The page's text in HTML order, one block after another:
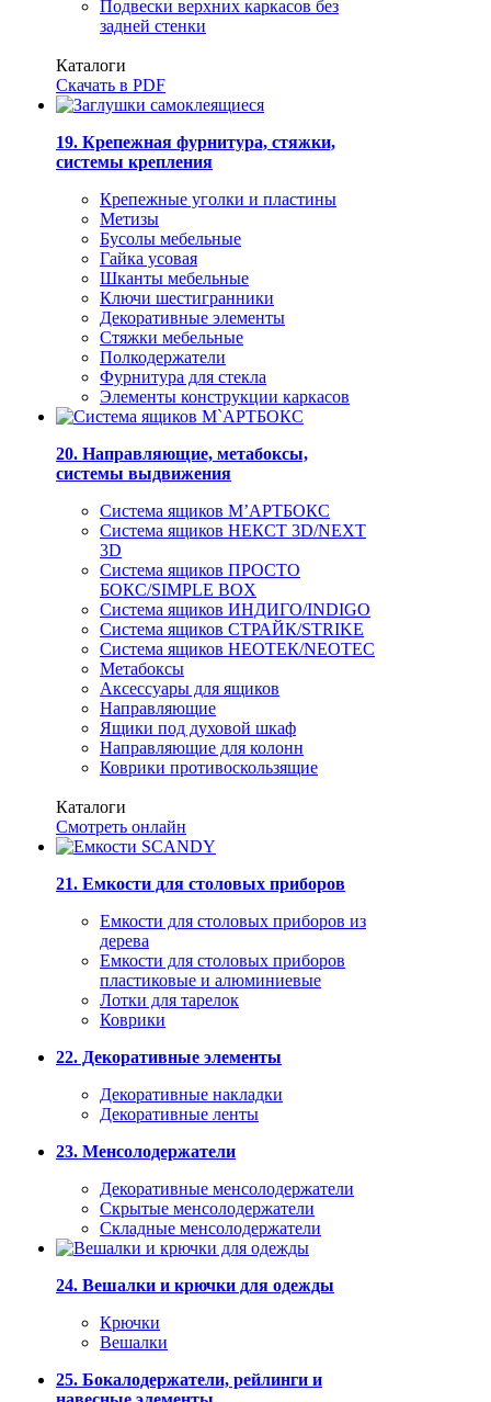
Подвески верхних каркасов без
задней стенки
Каталоги
Скачать в PDF
19. Крепежная фурнитура, стяжки,
системы крепления
Крепежные уголки и пластины
Метизы
Бусолы мебельные
Гайка усовая
Шканты мебельные
Ключи шестигранники
Декоративные элементы
Стяжки мебельные
Полкодержатели
Фурнитура для стекла
Элементы конструкции каркасов
20. Направляющие, метабоксы,
системы выдвижения
Система ящиков М’АРТБОКС
Система ящиков НЕКСТ 3D/NEXT
3D
Система ящиков ПРОСТО
БОКС/SIMPLE BOX
Система ящиков ИНДИГО/INDIGO
Система ящиков СТРАЙК/STRIKE
Система ящиков НЕОТЕК/NEOTEC
Метабоксы
Аксессуары для ящиков
Направляющие
Ящики под духовой шкаф
Направляющие для колонн
Коврики противоскользящие
Каталоги
Смотреть онлайн
21. Емкости для столовых приборов
Емкости для столовых приборов из
дерева
Емкости для столовых приборов
пластиковые и алюминиевые
Лотки для тарелок
Коврики
22. Декоративные элементы
Декоративные накладки
Декоративные ленты
23. Менсолодержатели
Декоративные менсолодержатели
Скрытые менсолодержатели
Складные менсолодержатели
24. Вешалки и крючки для одежды
Крючки
Вешалки
25. Бокалодержатели, рейлинги и